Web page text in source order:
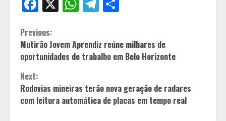
Continue
Reading
Previous:
Mutirão Jovem Aprendiz reúne milhares de
oportunidades de trabalho em Belo Horizonte
Next:
Rodovias mineiras terão nova geração de radares
com leitura automática de placas em tempo real